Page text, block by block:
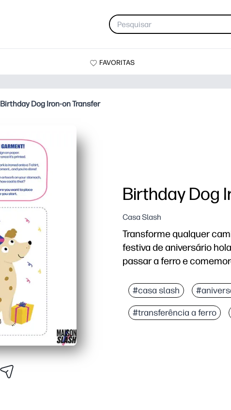
FAVORITAS
Birthday Dog Iron-on Transfer
Birthday Dog
Casa Slash
Transforme qualquer
festiva de aniversário
passar a ferro e
Artesanato de
O design aprovado
Flexível para
#casa slash
#transferência a ferro